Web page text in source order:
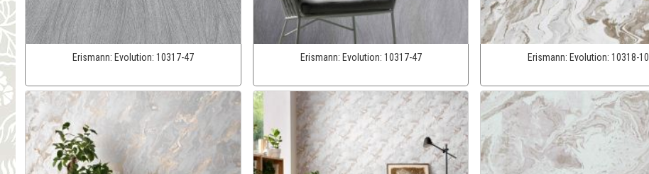
Erismann: Evolution: 10317-47 Erismann: Evolution: 10317-47 Erismann: Evolution:10318-10